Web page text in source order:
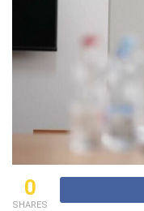
0
SHARES